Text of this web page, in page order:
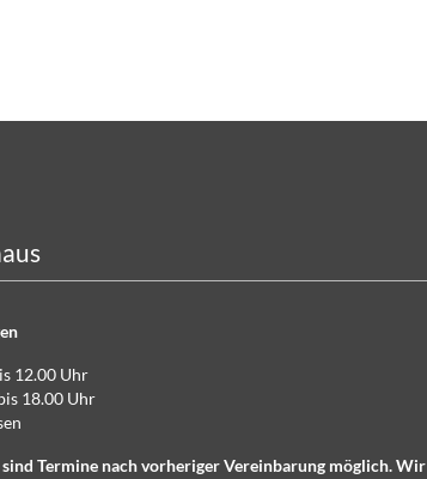
12.00 Uhr
18.00 Uhr
Termine nach vorheriger Vereinbarung möglich. Wir